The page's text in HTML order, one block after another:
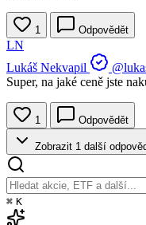
1 Odpovědět
LN
Lukáš Nekvapil
Super, na jaké ceně jste
1 Odpovědět
Zobrazit 1 další
⌘ K